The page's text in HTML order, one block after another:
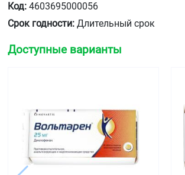
Код: 4603695000056
Срок годности: Длительный срок
Доступные варианты